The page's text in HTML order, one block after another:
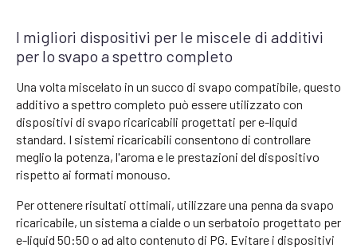
I migliori dispositivi per le miscele di additivi
per lo svapo a spettro completo
Una volta miscelato in un succo di svapo compatibile, questo
additivo a spettro completo può essere utilizzato con
dispositivi di svapo ricaricabili progettati per e-liquid
standard. I sistemi ricaricabili consentono di controllare
meglio la potenza, l'aroma e le prestazioni del dispositivo
rispetto ai formati monouso.
Per ottenere risultati ottimali, utilizzare una penna da svapo
ricaricabile, un sistema a cialde o un serbatoio progettato per
e-liquid 50:50 o ad alto contenuto di PG. Evitare i dispositivi